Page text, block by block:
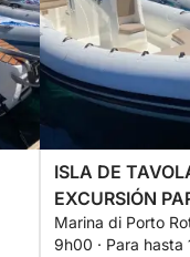
ISLA DE
EXCURSIÓN
Marina di Porto
9h00 · Para hasta